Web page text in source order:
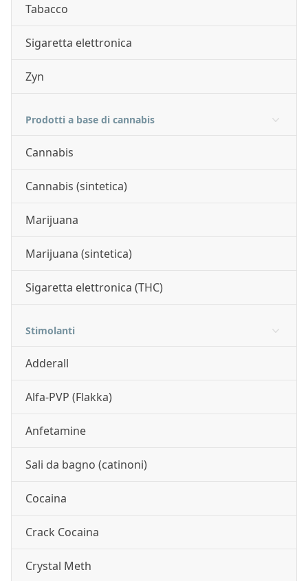
Tabacco
Sigaretta elettronica
Zyn
Prodotti a base di cannabis
Cannabis
Cannabis (sintetica)
Marijuana
Marijuana (sintetica)
Sigaretta elettronica (THC)
Stimolanti
Adderall
Alfa-PVP (Flakka)
Anfetamine
Sali da bagno (catinoni)
Cocaina
Crack Cocaina
Crystal Meth